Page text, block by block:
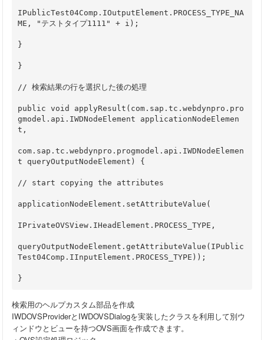
IPublicTest04Comp.IOutputElement.PROCESS_TYPE_NA
ME, "テストタイプ1111" + i);
}
}
// 検索結果の行を選択した後の処理
public void applyResult(com.sap.tc.webdynpro.pro
gmodel.api.IWDNodeElement applicationNodeElemen
t,
com.sap.tc.webdynpro.progmodel.api.IWDNodeElemen
t queryOutputNodeElement) {
// start copying the attributes
applicationNodeElement.setAttributeValue(
IPrivateOVSView.IHeadElement.PROCESS_TYPE,
queryOutputNodeElement.getAttributeValue(IPublic
Test04Comp.IInputElement.PROCESS_TYPE));
}
検索用のヘルプカスタム部品を作成
IWDOVSProviderとIWDOVSDialogを実装したクラスを利用して別ウ
ィンドウとビューを持つOVS画面を作成できます。